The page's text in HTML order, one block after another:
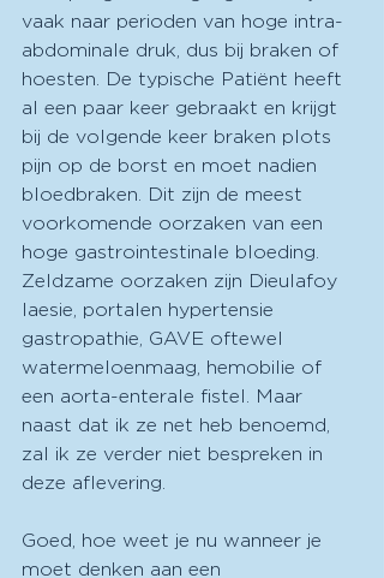
vaak naar perioden van hoge intra-
abdominale druk, dus bij braken of
hoesten. De typische Patiënt heeft
al een paar keer gebraakt en krijgt
bij de volgende keer braken plots
pijn op de borst en moet nadien
bloedbraken. Dit zijn de meest
voorkomende oorzaken van een
hoge gastrointestinale bloeding.
Zeldzame oorzaken zijn Dieulafoy
laesie, portalen hypertensie
gastropathie, GAVE oftewel
watermeloenmaag, hemobilie of
een aorta-enterale fistel. Maar
naast dat ik ze net heb benoemd,
zal ik ze verder niet bespreken in
deze aflevering.
Goed, hoe weet je nu wanneer je
moet denken aan een